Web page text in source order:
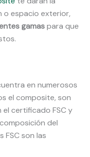
o espacio exterior,
gamaspara que
en numerosos
el composite, son
certificado FSC y
del
FSC son las